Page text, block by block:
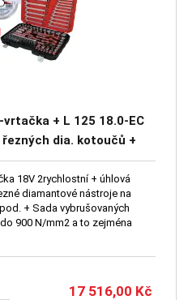
vrtačka + L 125 18.0-EC
dia. kotoučů +
kotouč 125mm +
18V 2rychlostní + úhlová
diamantové nástroje na
+ Sada vybrušovaných
900 N/mm2 a to zejména
17 516,00 Kč